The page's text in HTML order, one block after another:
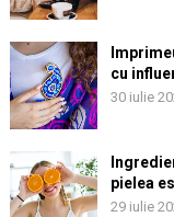
cu
30 iulie
pielea
29 iulie